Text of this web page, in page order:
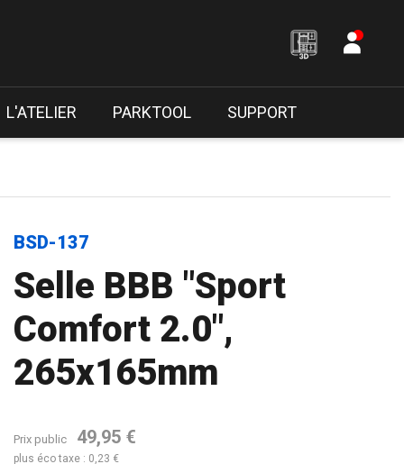
L'ATELIER PARKTOOL SUPPORT
BSD-137
Selle BBB "Sport
Comfort 2.0",
265x165mm
Prix public 49,95 €
plus éco taxe : 0,23 €